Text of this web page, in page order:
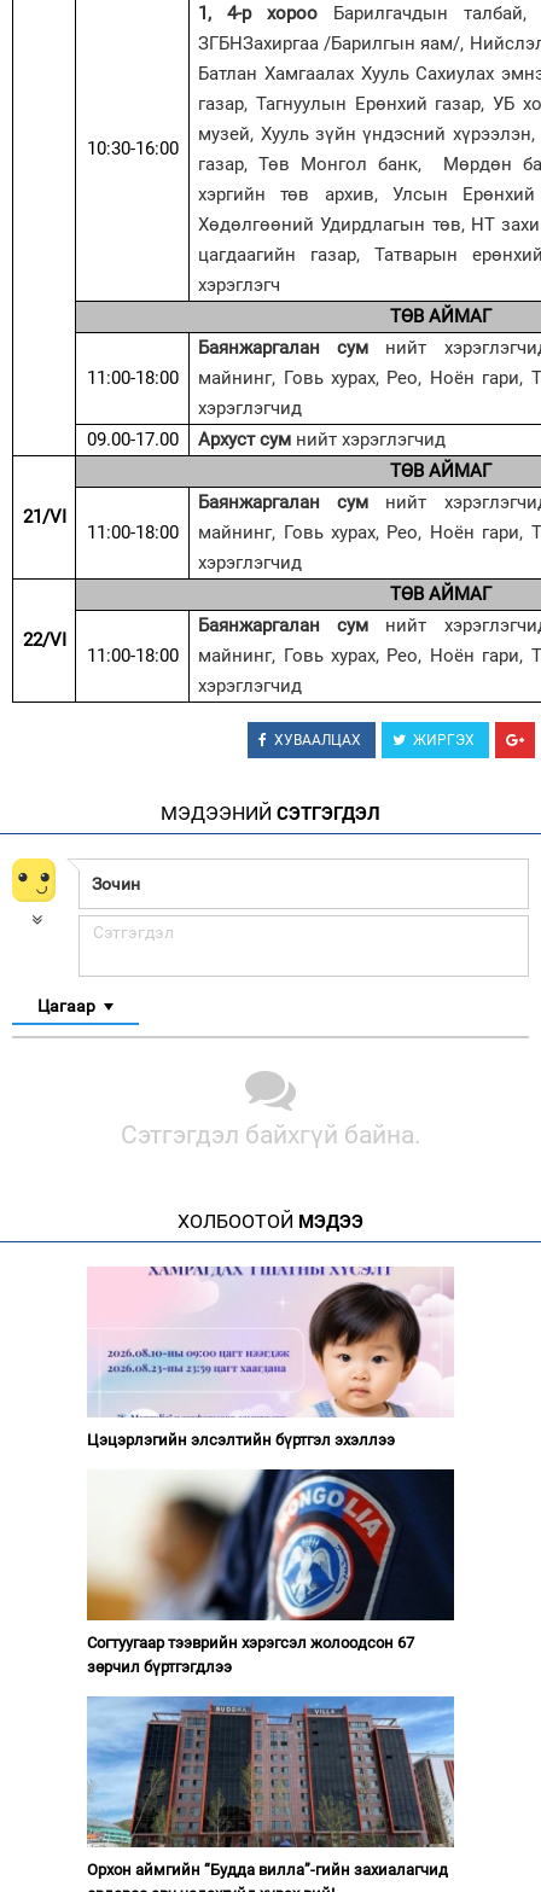
10:30-16:00
1, 4-р хорооБарилгачдын
ЗГБНЗахиргаа /Барилгын яам/,
Батлан Хамгаалах Хууль Сахиулах
газар, Тагнуулын Ерөнхий газар, УБ
музей, Хууль зүйн үндэсний
газар, Төв Монгол банк, Мөрдөн
хэргийн төв архив, Улсын
Хөдөлгөөний Удирдлагын төв, НТ
цагдаагийн газар, Татварын
хэрэглэгч
ТӨВ АЙМАГ
11:00-18:00
Баянжаргалан сум нийт
майнинг, Говь хурах, Рео, Ноён
хэрэглэгчид
09.00-17.00
Архуст сум нийт хэрэглэгчид
21/VI
ТӨВ АЙМАГ
11:00-18:00
Баянжаргалан сум нийт
майнинг, Говь хурах, Рео, Ноён
хэрэглэгчид
22/VI
ТӨВ АЙМАГ
11:00-18:00
Баянжаргалан сум нийт
майнинг, Говь хурах, Рео, Ноён
хэрэглэгчид
ХУВААЛЦАХ ЖИРГЭХ
МЭДЭЭНИЙ СЭТГЭГДЭЛ
Цагаар
Сэтгэгдэл байхгүй байна.
ХОЛБООТОЙ МЭДЭЭ
Цэцэрлэгийн элсэлтийн бүртгэл эхэллээ
Согтуугаар тээврийн хэрэгсэл жолоодсон 67
зөрчил бүртгэгдлээ
Орхон аймгийн “Будда вилла”-гийн захиалагчид